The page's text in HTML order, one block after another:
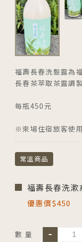
福壽長春洗髮露為
長春茶萃取茶露調
每瓶450元
※來場住宿旅客使
常溫商品
福壽長春洗
優惠價 450
數 量